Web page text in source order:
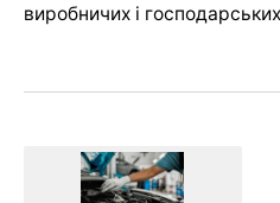
виробничих і